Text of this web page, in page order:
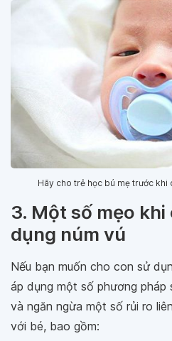
Hãy cho trẻ học bú mẹ trước
3. Một số mẹo
dụng núm vú
Nếu bạn muốn cho con sử
áp dụng một số phương pháp
và ngăn ngừa một số rủi ro
với bé, bao gồm: